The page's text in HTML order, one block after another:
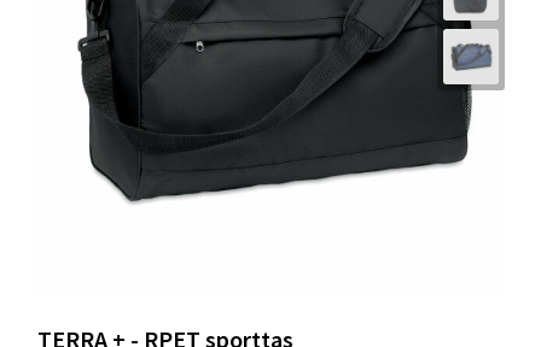
TERRA + - RPET sporttas